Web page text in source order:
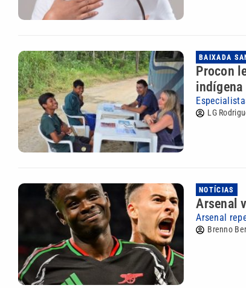
BAIXADA
Procon
indígena
LG
NOTÍCIAS
Arsenal
Arsenal
Brenno